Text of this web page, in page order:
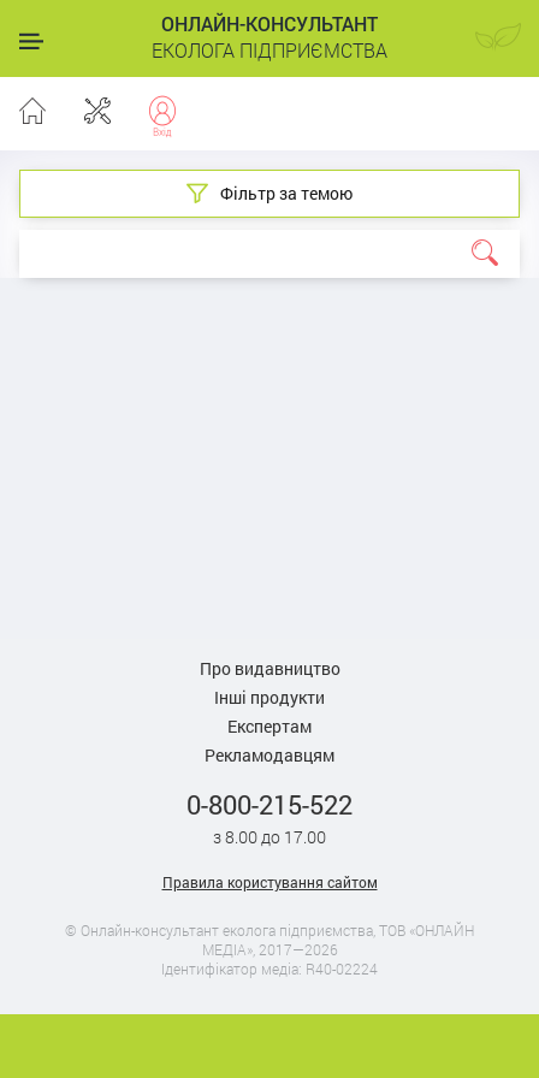
ОНЛАЙН-КОНСУЛЬТАНТ
ЕКОЛОГА ПІДПРИЄМСТВА
Фільтр за темою
Про видавництво
Інші продукти
Експертам
Рекламодавцям
0-800-215-522
з 8.00 до 17.00
Правила користування сайтом
© Онлайн-консультант еколога підприємства, ТОВ «ОНЛАЙН
МЕДІА», 2017—2026
Ідентифікатор медіа: R40-02224